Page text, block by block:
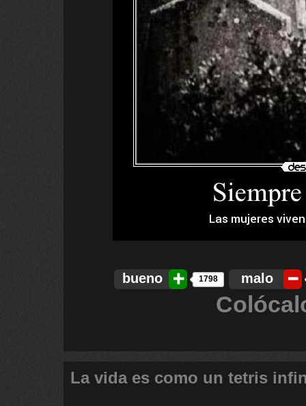
bueno 1798 malo
La vida es como un tetris